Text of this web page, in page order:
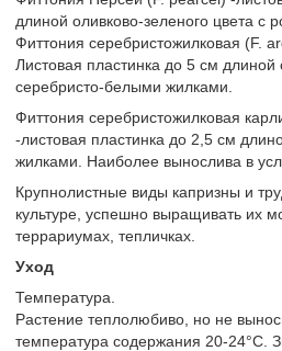
длиной оливково-зеленого цвета с
Фиттония серебристожилковая (F.
Листовая пластинка до 5 см длиной
серебристо-белыми жилками.
Фиттония серебристожилковая
-листовая пластинка до 2,5 см
жилками. Наиболее вынослива в
Крупнолистные виды капризны и
культуре, успешно выращивать их
террариумах, тепличках.
Уход
Температура.
Растение теплолюбиво, но не
температура содержания 20-24°С.